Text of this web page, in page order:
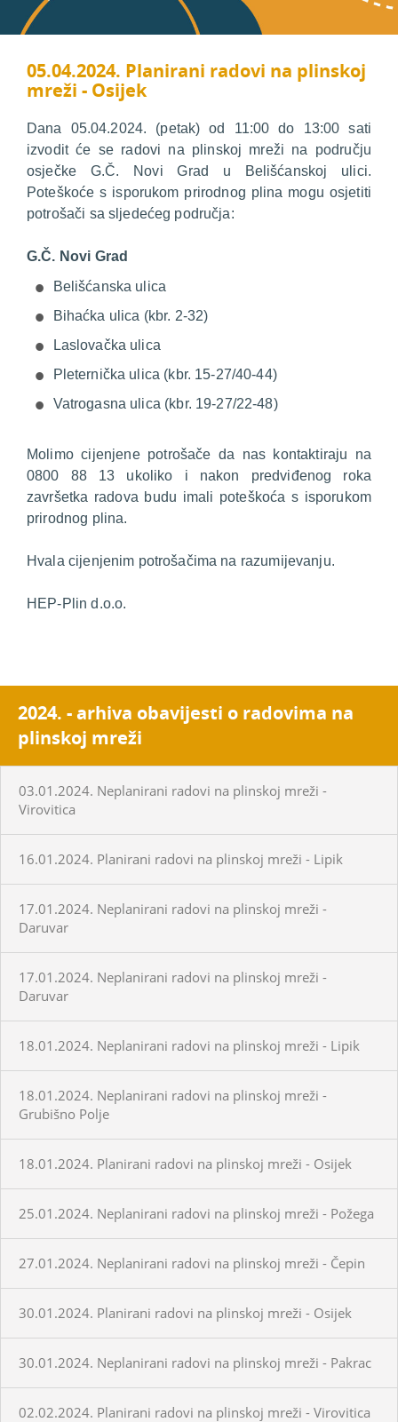
05.04.2024. Planirani radovi na plinskoj
mreži - Osijek
Dana 05.04.2024. (petak) od 11:00 do 13:00 sati
izvodit će se radovi na plinskoj mreži na području
osječke G.Č. Novi Grad u Belišćanskoj ulici.
Poteškoće s isporukom prirodnog plina mogu osjetiti
potrošači sa sljedećeg područja:
G.Č. Novi Grad
Belišćanska ulica
Bihaćka ulica (kbr. 2-32)
Laslovačka ulica
Pleternička ulica (kbr. 15-27/40-44)
Vatrogasna ulica (kbr. 19-27/22-48)
Molimo cijenjene potrošače da nas kontaktiraju na
0800 88 13 ukoliko i nakon predviđenog roka
završetka radova budu imali poteškoća s isporukom
prirodnog plina.
Hvala cijenjenim potrošačima na razumijevanju.
HEP-Plin d.o.o.
2024. - arhiva obavijesti o radovima na
plinskoj mreži
03.01.2024. Neplanirani radovi na plinskoj mreži -
Virovitica
16.01.2024. Planirani radovi na plinskoj mreži - Lipik
17.01.2024. Neplanirani radovi na plinskoj mreži -
Daruvar
17.01.2024. Neplanirani radovi na plinskoj mreži -
Daruvar
18.01.2024. Neplanirani radovi na plinskoj mreži - Lipik
18.01.2024. Neplanirani radovi na plinskoj mreži -
Grubišno Polje
18.01.2024. Planirani radovi na plinskoj mreži - Osijek
25.01.2024. Neplanirani radovi na plinskoj mreži - Požega
27.01.2024. Neplanirani radovi na plinskoj mreži - Čepin
30.01.2024. Planirani radovi na plinskoj mreži - Osijek
30.01.2024. Neplanirani radovi na plinskoj mreži - Pakrac
02.02.2024. Planirani radovi na plinskoj mreži - Virovitica